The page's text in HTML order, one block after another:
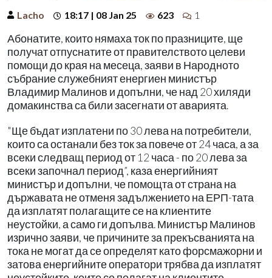
Lacho 18:17 | 08 Jan 25 623 1
Абонатите, които нямаха ток по празниците, ще
получат отпуснатите от правителството целеви
помощи до края на месеца, заяви в Народното
събрание служебният енергиен министър
Владимир Малинов и допълни, че над 20 хиляди
домакинства са били засегнати от аварията.
"Ще бъдат изплатени по 30 лева на потребители,
които са останали без ток за повече от 24 часа, а за
всеки следващ период от 12 часа - по 20 лева за
всеки започнал период”, каза енергийният
министър и допълни, че помощта от страна на
държавата не отменя задължението на ЕРП-тата
да изплатят полагащите се на клиентите
неустойки, а само ги допълва. Министър Малинов
изрично заяви, че причините за прекъсванията на
тока не могат да се определят като форсмажорни и
затова енергийните оператори трябва да изплатят